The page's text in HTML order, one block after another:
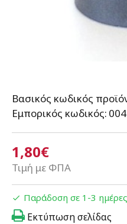
1,80€
Τιμή με ΦΠΑ
Βασικός κωδικός
Εμπορικός κωδικός:
Παράδοση σε 1-3 ημέρες
Εκτύπωση σελίδας